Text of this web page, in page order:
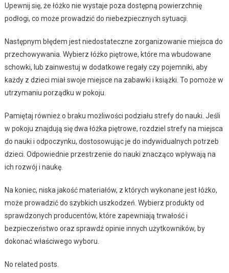
Upewnij się, że łóżko nie wystaje poza dostępną powierzchnię
podłogi, co może prowadzić do niebezpiecznych sytuacji.
Następnym błędem jest niedostateczne zorganizowanie miejsca do
przechowywania. Wybierz łóżko piętrowe, które ma wbudowane
schowki, lub zainwestuj w dodatkowe regały czy pojemniki, aby
każdy z dzieci miał swoje miejsce na zabawki i książki. To pomoże w
utrzymaniu porządku w pokoju.
Pamiętaj również o braku możliwości podziału strefy do nauki. Jeśli
w pokoju znajdują się dwa łóżka piętrowe, rozdziel strefy na miejsca
do nauki i odpoczynku, dostosowując je do indywidualnych potrzeb
dzieci. Odpowiednie przestrzenie do nauki znacząco wpływają na
ich rozwój i naukę.
Na koniec, niska jakość materiałów, z których wykonane jest łóżko,
może prowadzić do szybkich uszkodzeń. Wybierz produkty od
sprawdzonych producentów, które zapewniają trwałość i
bezpieczeństwo oraz sprawdź opinie innych użytkowników, by
dokonać właściwego wyboru.
No related posts.